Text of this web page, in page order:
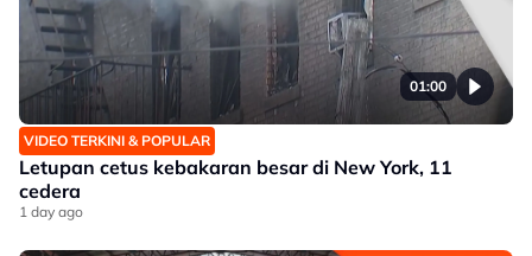
01:00
VIDEO TERKINI & POPULAR
Letupan cetus kebakaran besar di New York, 11
cedera
1 day ago